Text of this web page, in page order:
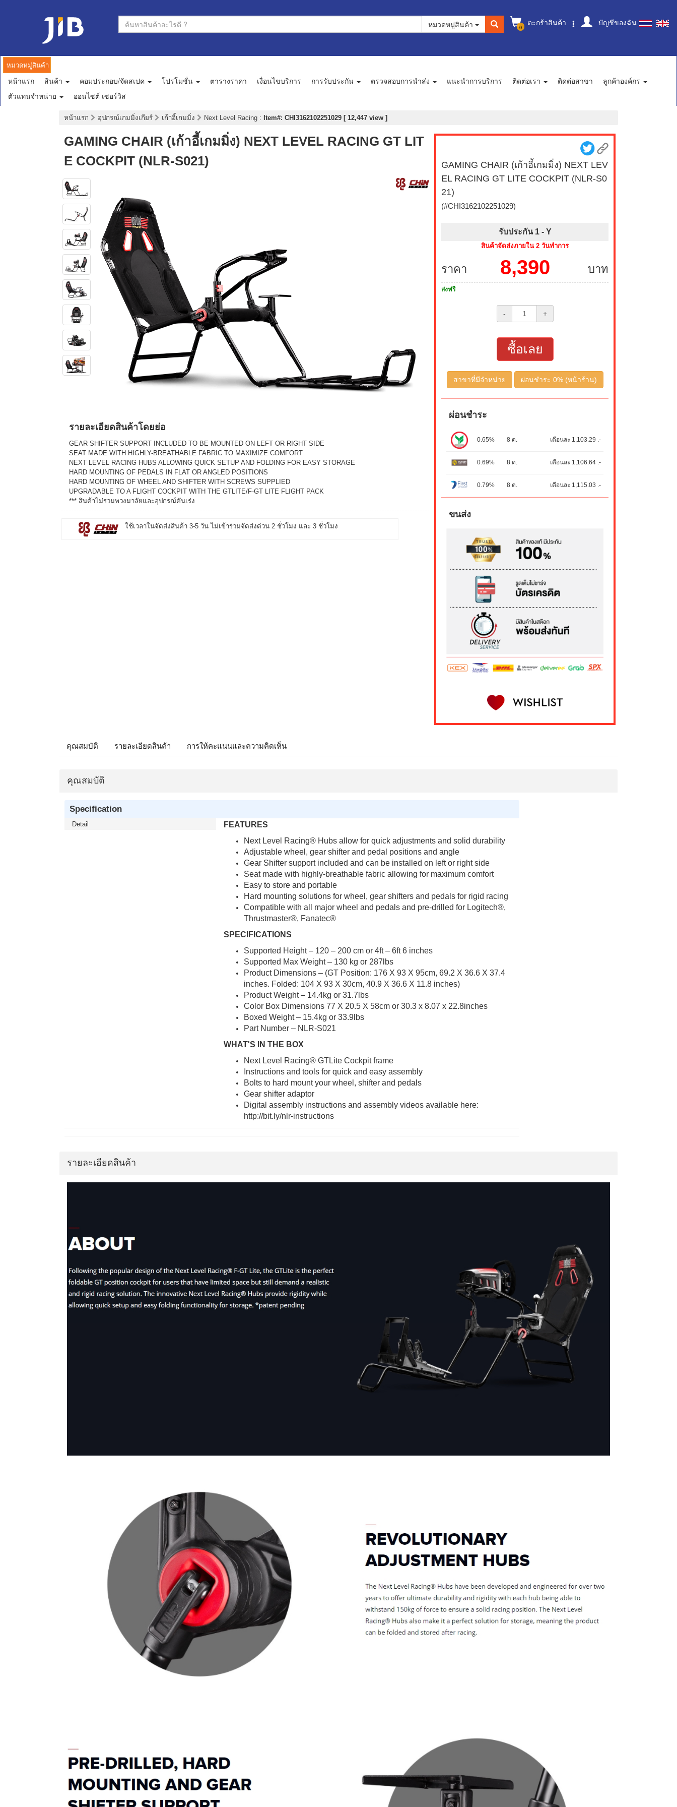
0 ตะกร้าสินค้า บัญชีของฉัน
หมวดหมู่สินค้า
หมวดหมู่สินค้า
หน้าแรก สินค้า คอมประกอบ/จัดสเปค โปรโมชั่น ตารางราคา เงื่อนไขบริการ การรับประกัน ตรวจสอบการนำส่ง แนะนำการบริการ ติดต่อเรา ติดต่อสาขา
ลูกค้าองค์กร
ตัวแทนจำหน่าย
ออนไซต์ เซอร์วิส
หน้าแรก อุปกรณ์เกมมิ่งเกียร์ เก้าอี้เกมมิ่ง Next Level Racing : Item#: CHI3162102251029 [ 12,447 view ]
GAMING CHAIR (เก้าอี้เกมมิ่ง) NEXT LEVEL RACING GT LIT
E COCKPIT (NLR-S021)
รายละเอียดสินค้าโดยย่อ
GEAR SHIFTER SUPPORT INCLUDED TO BE MOUNTED ON LEFT OR RIGHT SIDE
SEAT MADE WITH HIGHLY-BREATHABLE FABRIC TO MAXIMIZE COMFORT
NEXT LEVEL RACING HUBS ALLOWING QUICK SETUP AND FOLDING FOR EASY STORAGE
HARD MOUNTING OF PEDALS IN FLAT OR ANGLED POSITIONS
HARD MOUNTING OF WHEEL AND SHIFTER WITH SCREWS SUPPLIED
UPGRADABLE TO A FLIGHT COCKPIT WITH THE GTLITE/F-GT LITE FLIGHT PACK
*** สินค้าไม่รวมพวงมาลัยและอุปกรณ์คันเร่ง
ใช้เวลาในจัดส่งสินค้า 3-5 วัน ไม่เข้าร่วมจัดส่งด่วน 2 ชั่วโมง และ 3 ชั่วโมง
GAMING CHAIR (เก้าอี้เกมมิ่ง) NEXT LEV
EL RACING GT LITE COCKPIT (NLR-S0
21)
(#CHI3162102251029)
รับประกัน 1 - Y
สินค้าจัดส่งภายใน 2 วันทำการ
ราคา บาท
8,390
ส่งฟรี
- +
ซื้อเลย
สาขาที่มีจำหน่าย ผ่อนชำระ 0% (หน้าร้าน)
ผ่อนชำระ
0.65% 8 ด. เดือนละ 1,103.29 .-
0.69% 8 ด. เดือนละ 1,106.64 .-
0.79% 8 ด. เดือนละ 1,115.03 .-
ขนส่ง
คุณสมบัติ รายละเอียดสินค้า การให้คะแนนและความคิดเห็น
คุณสมบัติ
Specification
Detail
FEATURES
Next Level Racing® Hubs allow for quick adjustments and solid durability
Adjustable wheel, gear shifter and pedal positions and angle
Gear Shifter support included and can be installed on left or right side
Seat made with highly-breathable fabric allowing for maximum comfort
Easy to store and portable
Hard mounting solutions for wheel, gear shifters and pedals for rigid racing
Compatible with all major wheel and pedals and pre-drilled for Logitech®,
Thrustmaster®, Fanatec®
SPECIFICATIONS
Supported Height – 120 – 200 cm or 4ft – 6ft 6 inches
Supported Max Weight – 130 kg or 287lbs
Product Dimensions – (GT Position: 176 X 93 X 95cm, 69.2 X 36.6 X 37.4
inches. Folded: 104 X 93 X 30cm, 40.9 X 36.6 X 11.8 inches)
Product Weight – 14.4kg or 31.7lbs
Color Box Dimensions 77 X 20.5 X 58cm or 30.3 x 8.07 x 22.8inches
Boxed Weight – 15.4kg or 33.9lbs
Part Number – NLR-S021
WHAT'S IN THE BOX
Next Level Racing® GTLite Cockpit frame
Instructions and tools for quick and easy assembly
Bolts to hard mount your wheel, shifter and pedals
Gear shifter adaptor
Digital assembly instructions and assembly videos available here:
http://bit.ly/nlr-instructions
รายละเอียดสินค้า